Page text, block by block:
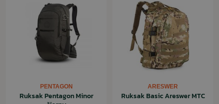
PENTAGON
Ruksak Pentagon Minor
ARESWER
Ruksak Basic Areswer MTC